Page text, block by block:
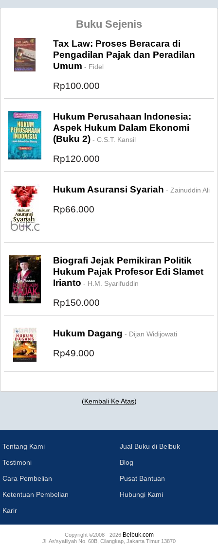
Buku Sejenis
Tax Law: Proses Beracara di
Pengadilan Pajak dan Peradilan
Umum - Fidel
Rp100.000
Hukum Perusahaan Indonesia:
Aspek Hukum Dalam Ekonomi
(Buku 2) - C.S.T. Kansil
Rp120.000
Hukum Asuransi Syariah - Zainuddin Ali
Rp66.000
Biografi Jejak Pemikiran Politik
Hukum Pajak Profesor Edi Slamet
Irianto - H.M. Syarifuddin
Rp150.000
Hukum Dagang - Dijan Widijowati
Rp49.000
(Kembali Ke Atas)
Tentang Kami
Testimoni
Cara Pembelian
Ketentuan Pembelian
Karir
Jual Buku di Belbuk
Blog
Pusat Bantuan
Hubungi Kami
Copyright ©2008 - 2026 Belbuk.com
Jl. As'syafiiyah No. 60B, Cilangkap, Jakarta Timur 13870